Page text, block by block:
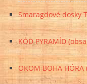
Smaragdové dosky
KÓD PYRAMÍD
OKOM BOHA HÓRA